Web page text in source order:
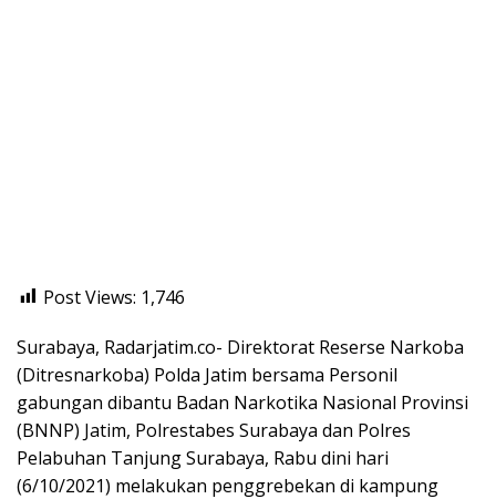
Post Views: 1,746
Surabaya, Radarjatim.co- Direktorat Reserse Narkoba
(Ditresnarkoba) Polda Jatim bersama Personil
gabungan dibantu Badan Narkotika Nasional Provinsi
(BNNP) Jatim, Polrestabes Surabaya dan Polres
Pelabuhan Tanjung Surabaya, Rabu dini hari
(6/10/2021) melakukan penggrebekan di kampung